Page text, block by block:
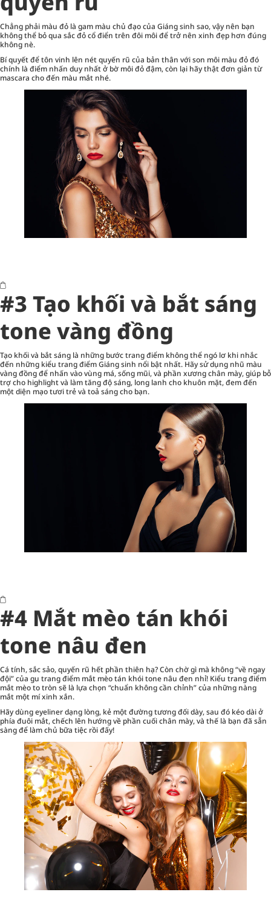
Chẳng phải màu đỏ là gam màu chủ đạo của Giáng sinh sao, vậy nên bạn
không thể bỏ qua sắc đỏ cổ điển trên đôi môi để trở nên xinh đẹp hơn đúng
không nè.
Bí quyết để tôn vinh lên nét quyến rũ của bản thân với son môi màu đỏ đó
chính là điểm nhấn duy nhất ở bờ môi đỏ đậm, còn lại hãy thật đơn giản từ
mascara cho đến màu mắt nhé.
#3 Tạo khối và bắt sáng
tone vàng đồng
Tạo khối và bắt sáng là những bước trang điểm không thể ngó lơ khi nhắc
đến những kiểu trang điểm Giáng sinh nổi bật nhất. Hãy sử dụng nhũ màu
vàng đồng để nhấn vào vùng má, sống mũi, và phần xương chân mày, giúp bỗ
trợ cho highlight và làm tăng độ sáng, long lanh cho khuôn mặt, đem đến
một diện mạo tươi trẻ và toả sáng cho bạn.
#4 Mắt mèo tán khói
tone nâu đen
Cá tính, sắc sảo, quyến rũ hết phần thiên hạ? Còn chờ gì mà không “về ngay
đội” của gu trang điểm mắt mèo tán khói tone nâu đen nhỉ! Kiểu trang điểm
mắt mèo to tròn sẽ là lựa chọn “chuẩn không cần chỉnh” của những nàng
mắt một mí xinh xắn.
Hãy dùng eyeliner dạng lòng, kẻ một đường tương đối dày, sau đó kéo dài ở
phía đuôi mắt, chếch lên hướng về phần cuối chân mày, và thế là bạn đã sẵn
sàng để làm chủ bữa tiệc rồi đấy!